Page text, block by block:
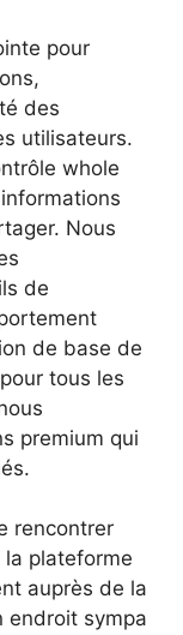
pour
des
utilisateurs.
whole
Nous
de
de base de
tous les
premium qui
rencontrer
plateforme
auprès de la
endroit sympa